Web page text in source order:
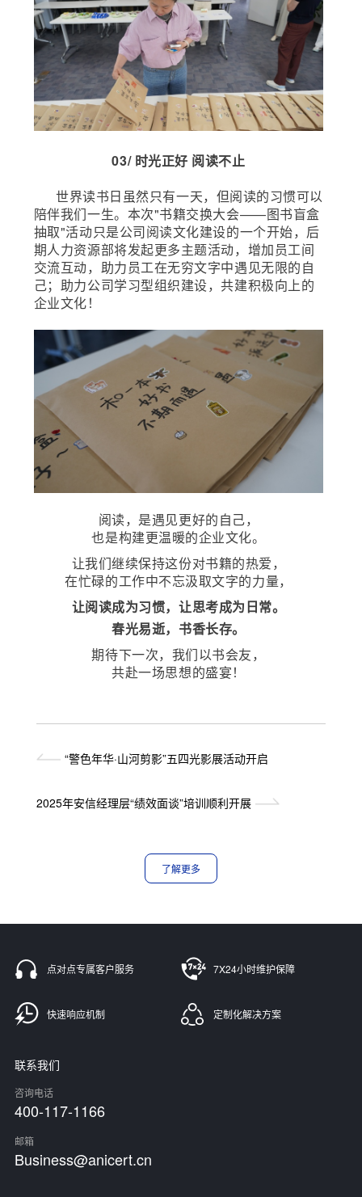
03/ 时光正好 阅读不止
世界读书日虽然只有一天，但阅读的习惯可以
陪伴我们一生。本次"书籍交换大会——图书盲盒
抽取"活动只是公司阅读文化建设的一个开始，后
期人力资源部将发起更多主题活动，增加员工间
交流互动，助力员工在无穷文字中遇见无限的自
己；助力公司学习型组织建设，共建积极向上的
企业文化！
阅读，是遇见更好的自己，
也是构建更温暖的企业文化。
让我们继续保持这份对书籍的热爱，
在忙碌的工作中不忘汲取文字的力量，
让阅读成为习惯，让思考成为日常。
春光易逝，书香长存。
期待下一次，我们以书会友，
共赴一场思想的盛宴！
“警色年华·山河剪影”五四光影展活动开启
2025年安信经理层“绩效面谈”培训顺利开展
了解更多
点对点专属客户服务 7X24小时维护保障
快速响应机制 定制化解决方案
联系我们
咨询电话
400-117-1166
邮箱
Business@anicert.cn